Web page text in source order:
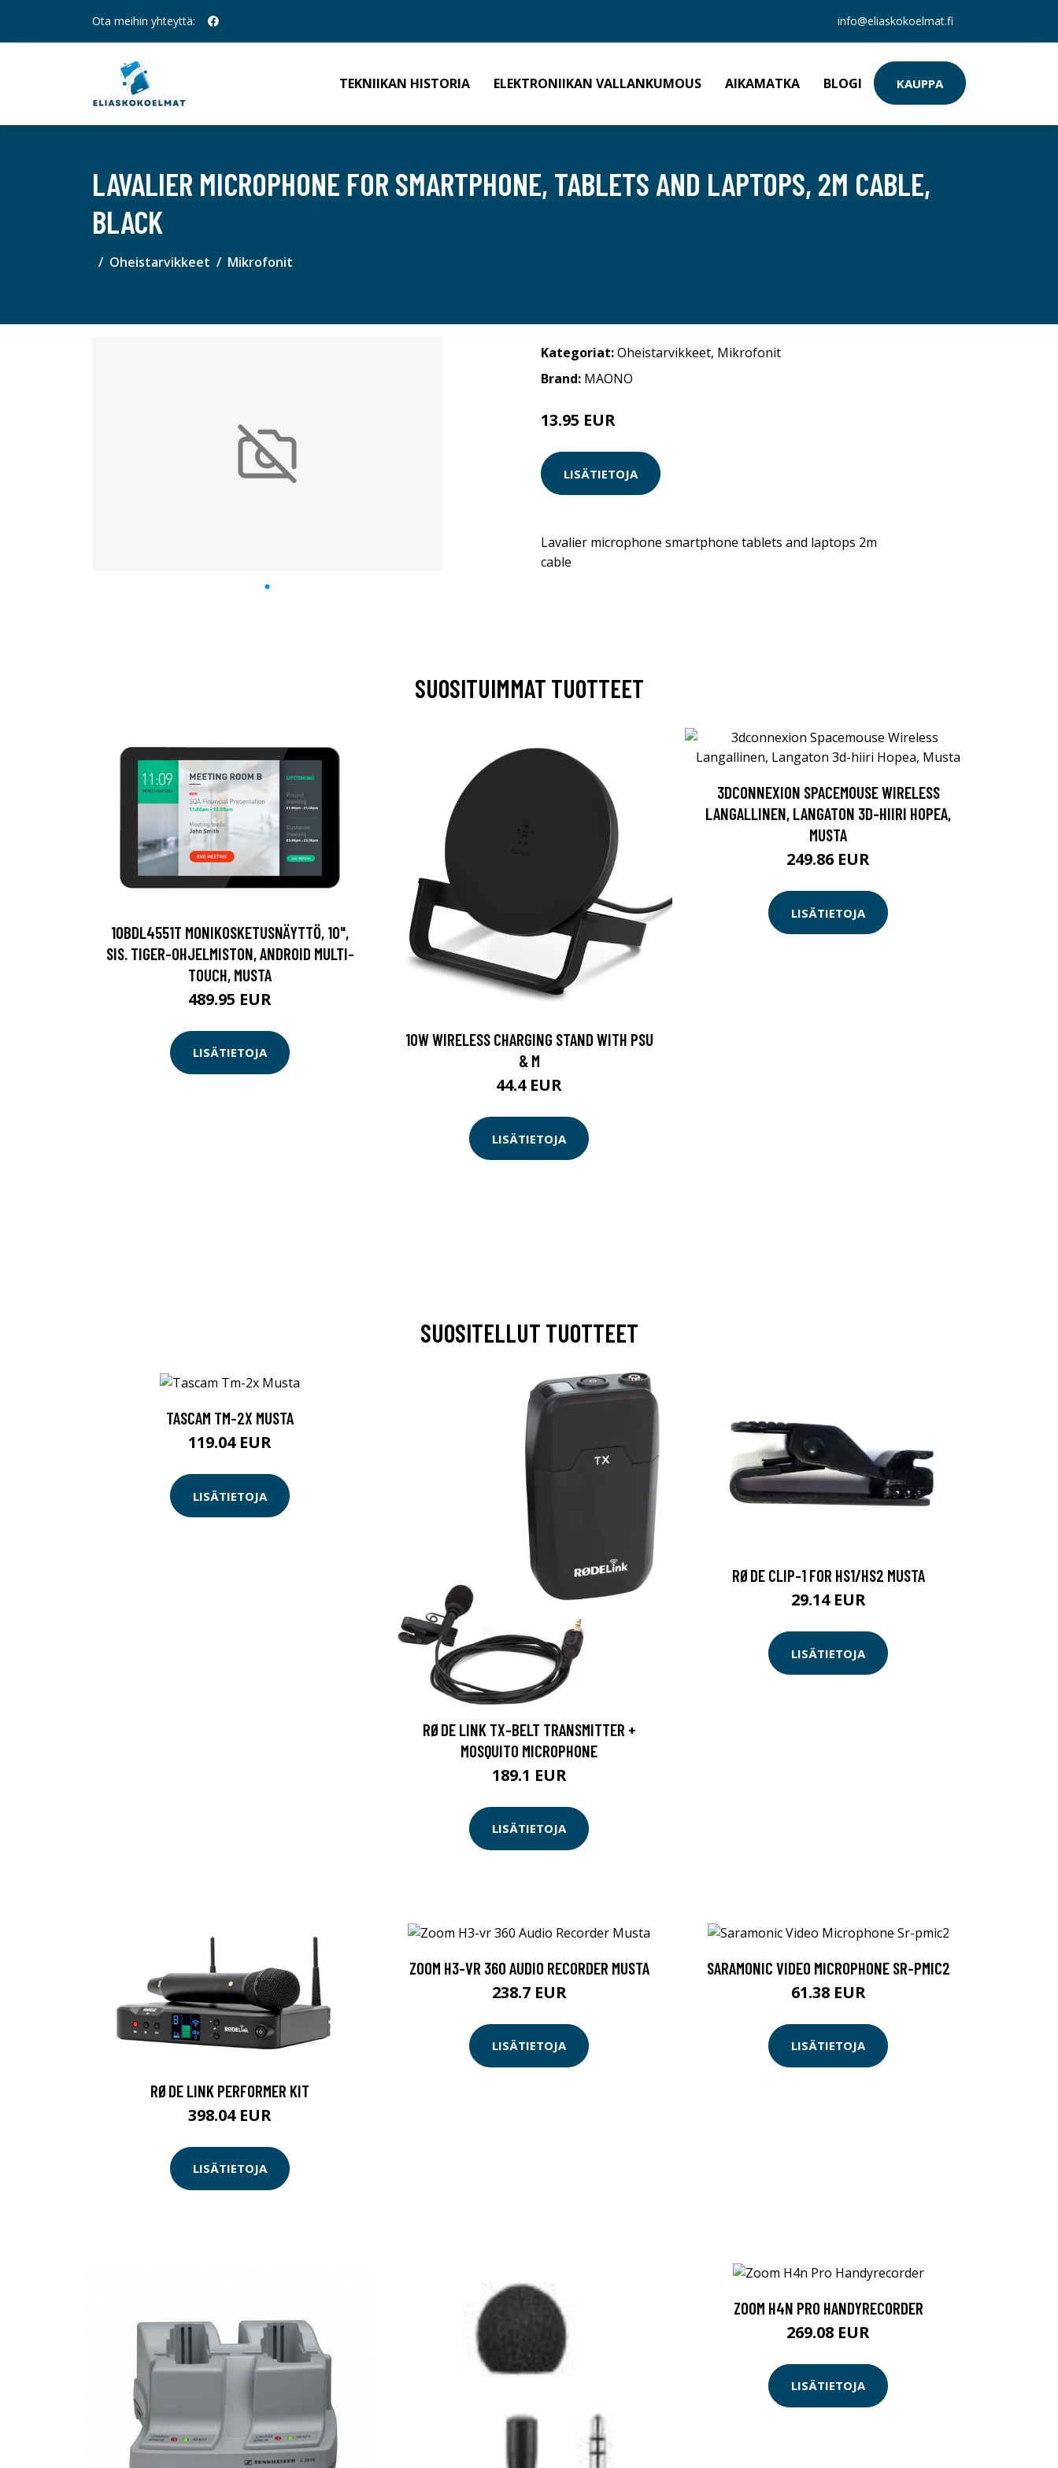
Ota meihin yhteyttä: info@eliaskokoelmat.fi
TEKNIIKAN HISTORIA ELEKTRONIIKAN VALLANKUMOUS AIKAMATKA BLOGI KAUPPA
LAVALIER MICROPHONE FOR SMARTPHONE, TABLETS AND LAPTOPS, 2M CABLE,
BLACK
Oheistarvikkeet Mikrofonit
Kategoriat:Oheistarvikkeet, Mikrofonit
Brand: MAONO
13.95 EUR
LISÄTIETOJA
Lavalier microphone smartphone tablets and laptops 2m
cable
SUOSITUIMMAT TUOTTEET
10BDL4551T MONIKOSKETUSNÄYTTÖ, 10",
SIS. TIGER-OHJELMISTON, ANDROID MULTI-
TOUCH, MUSTA
489.95 EUR
LISÄTIETOJA
10W WIRELESS CHARGING STAND WITH PSU
& M
44.4 EUR
LISÄTIETOJA
3DCONNEXION SPACEMOUSE WIRELESS
LANGALLINEN, LANGATON 3D-HIIRI HOPEA,
MUSTA
249.86 EUR
LISÄTIETOJA
SUOSITELLUT TUOTTEET
TASCAM TM-2X MUSTA
119.04 EUR
LISÄTIETOJA
RØDE LINK TX-BELT TRANSMITTER +
MOSQUITO MICROPHONE
189.1 EUR
LISÄTIETOJA
RØDE CLIP-1 FOR HS1/HS2 MUSTA
29.14 EUR
LISÄTIETOJA
RØDE LINK PERFORMER KIT
398.04 EUR
LISÄTIETOJA
ZOOM H3-VR 360 AUDIO RECORDER MUSTA
238.7 EUR
LISÄTIETOJA
SARAMONIC VIDEO MICROPHONE SR-PMIC2
61.38 EUR
LISÄTIETOJA
ZOOM H4N PRO HANDYRECORDER
269.08 EUR
LISÄTIETOJA